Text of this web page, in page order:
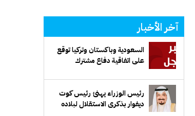
آخر الأخبار
السعودية وباكستان وتركيا توقع
على اتفاقية دفاع مشترك
رئيس الوزراء يهنئ رئيس كوت
ديفوار بذكرى الاستقلال لبلاده